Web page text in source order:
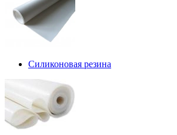
Силиконовая резина